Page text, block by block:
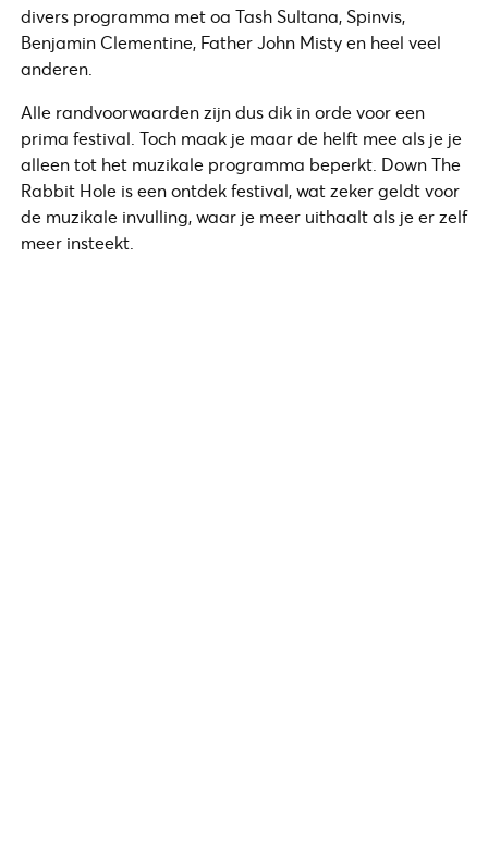
divers programma met oa Tash Sultana, Spinvis,
Benjamin Clementine, Father John Misty en heel veel
anderen.
Alle randvoorwaarden zijn dus dik in orde voor een
prima festival. Toch maak je maar de helft mee als je je
alleen tot het muzikale programma beperkt. Down The
Rabbit Hole is een ontdek festival, wat zeker geldt voor
de muzikale invulling, waar je meer uithaalt als je er zelf
meer insteekt.